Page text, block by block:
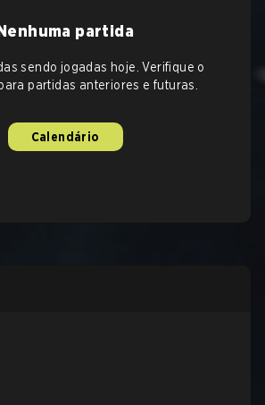
partida
sendo jogadas hoje. Verifique o
partidas anteriores e futuras.
Calendário